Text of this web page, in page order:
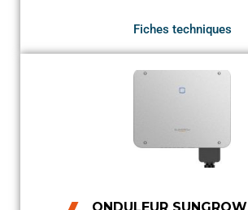
Fiches techniques
ONDULEUR SUNGROW